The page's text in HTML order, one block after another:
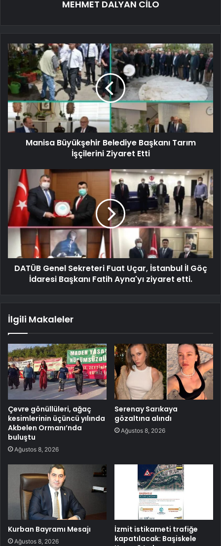
MEHMET DALYAN CİLO
Manisa Büyükşehir Belediye Başkanı Tarım
İşçilerini Ziyaret Etti
DATÜB Genel Sekreteri Fuat Uçar, İstanbul İl Göç
İdaresi Başkanı Fatih Ayna'yı ziyaret etti.
İlgili Makaleler
Çevre gönüllüleri, ağaç
kesimlerinin üçüncü yılında
Akbelen Ormanı’nda
buluştu
Ağustos 8, 2026
Serenay Sarıkaya
gözaltına alındı
Ağustos 8, 2026
Kurban Bayramı Mesajı
Ağustos 8, 2026
İzmit istikameti trafiğe
kapatılacak: Başiskele